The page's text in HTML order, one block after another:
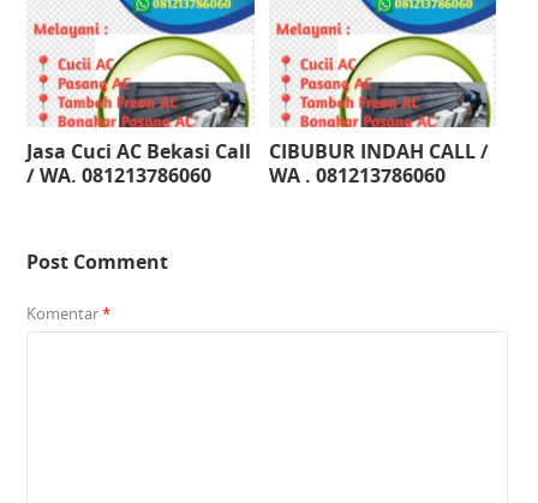
Jasa Cuci AC Bekasi Call
/ WA. 081213786060
CIBUBUR INDAH CALL /
WA . 081213786060
Post Comment
Komentar*